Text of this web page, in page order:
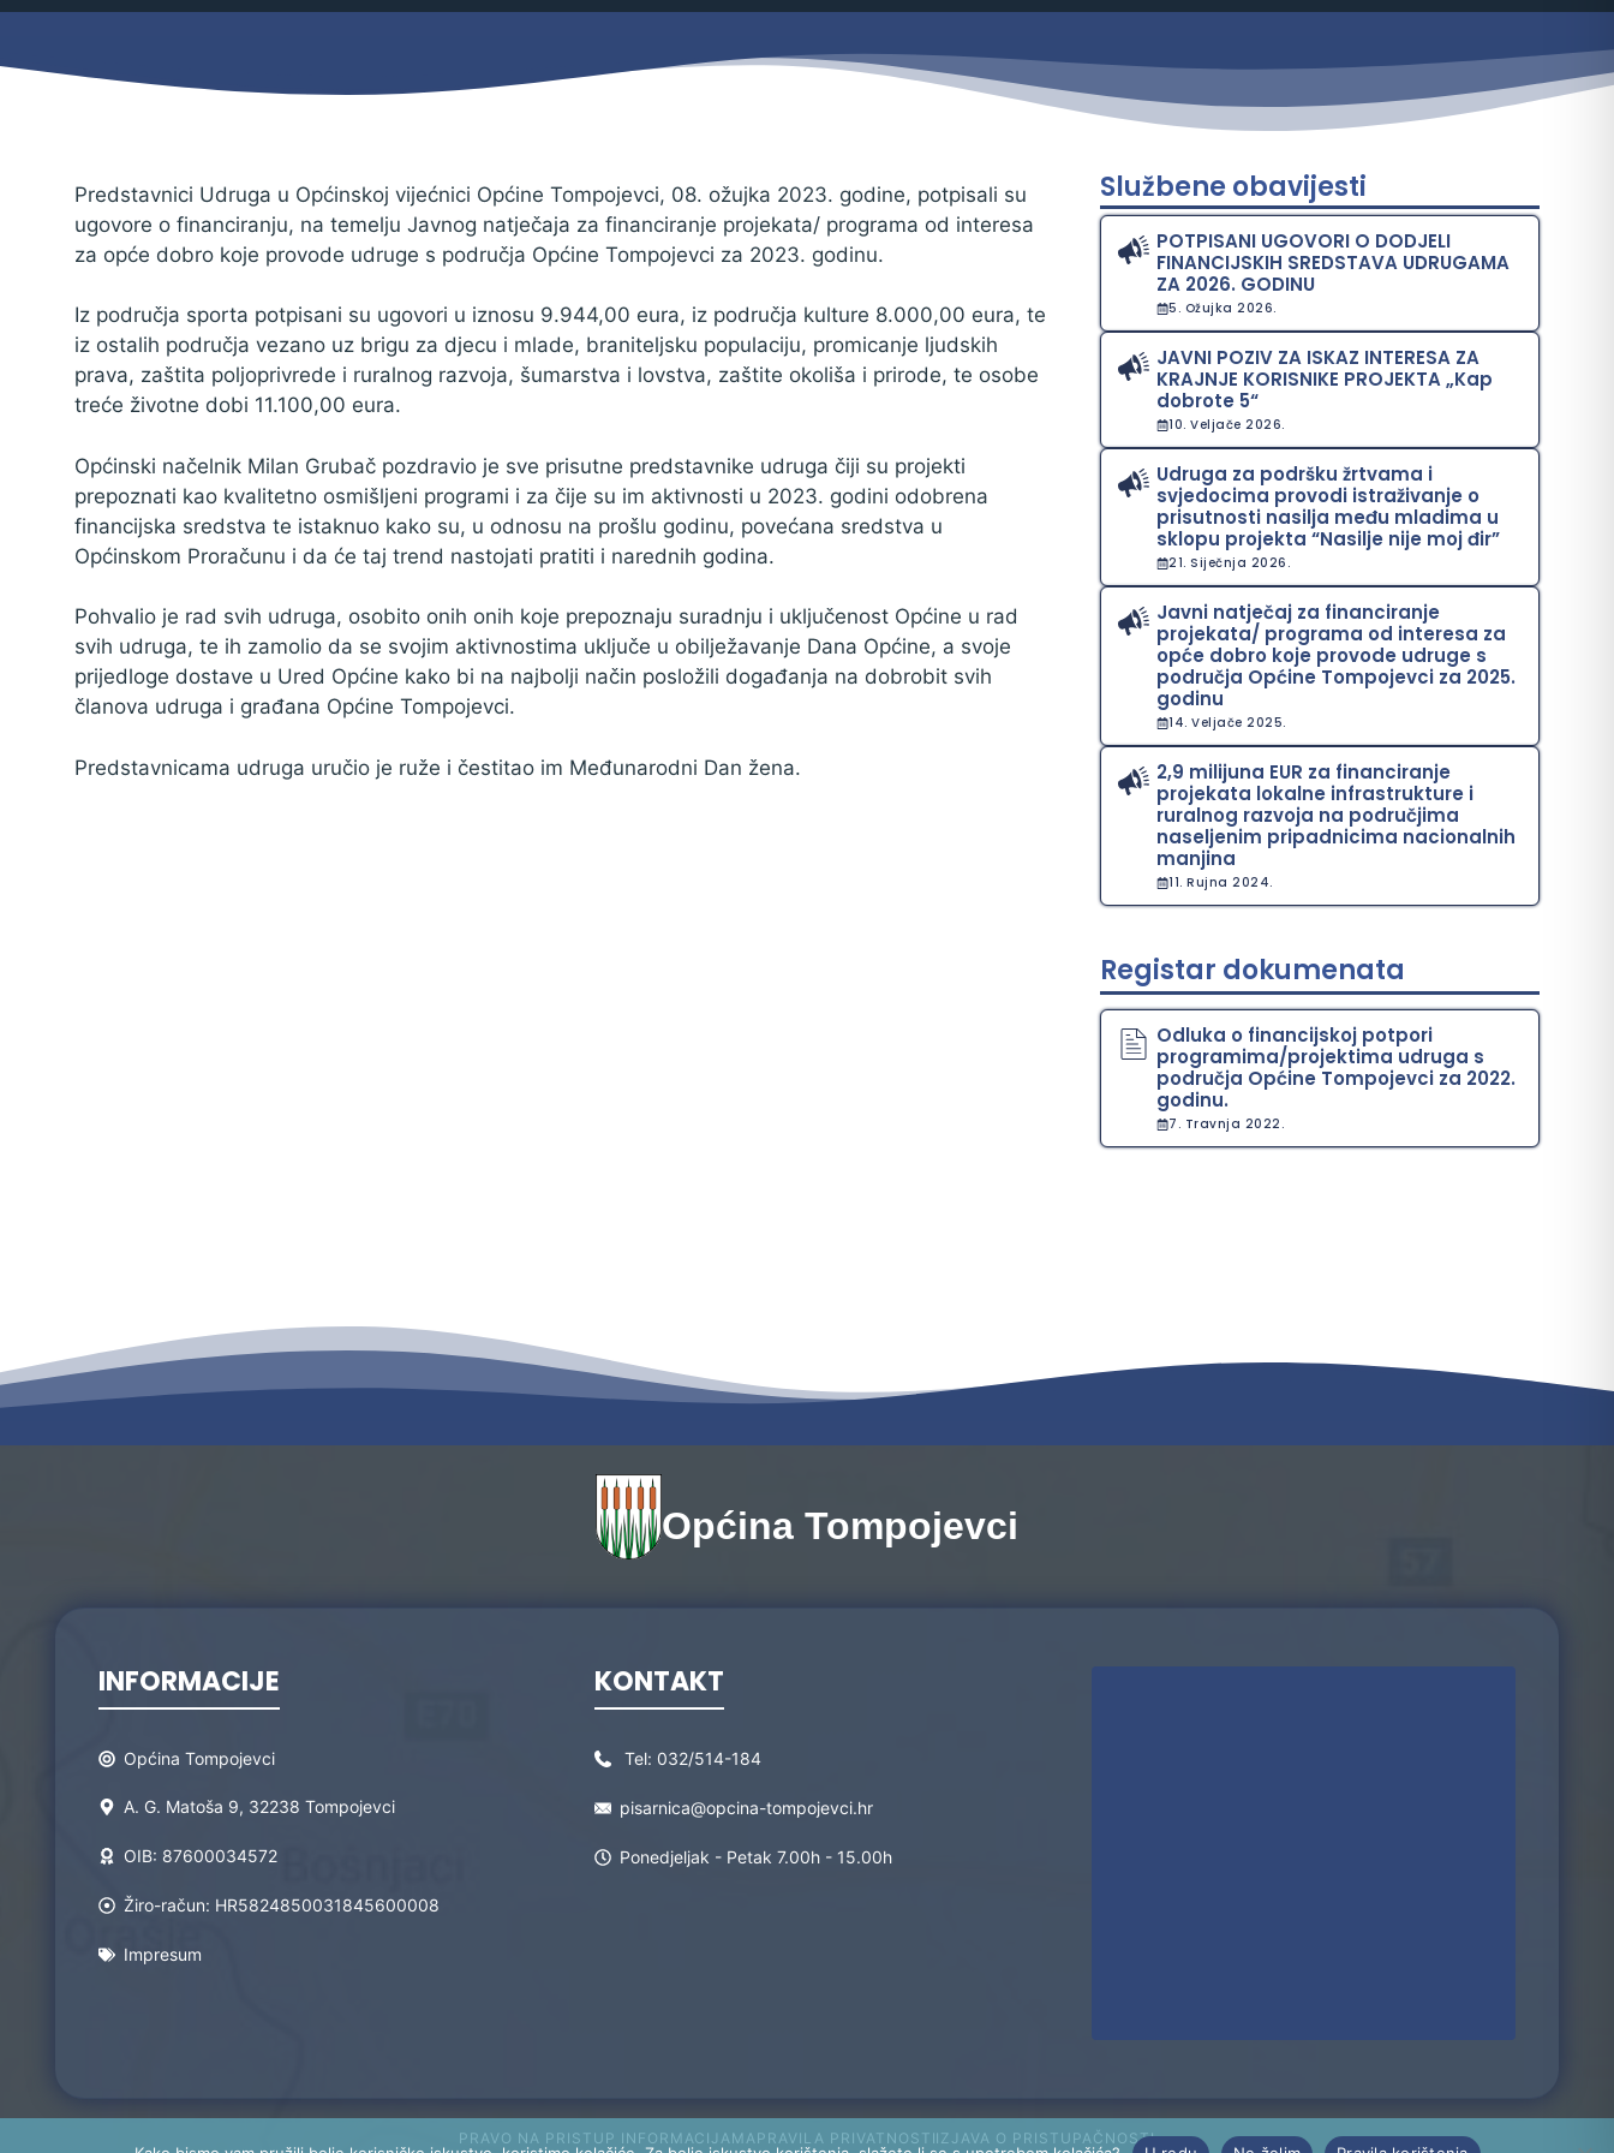
Izbori
Savjetovanja s javnošću
Procedure
Službeni vjesnik
Sponzorstva i donacije
Otvoreni podaci
Ostali dokumenti
Pravo na pristup informacijama
Izjava o pristupačnosti
Zaštita podataka
Zahtjevi i obrasci
Predstavnici Udruga u Općinskoj vijećnici Općine Tompojevci, 08. ožujka 2023. godine, potpisali su
ugovore o financiranju, na temelju Javnog natječaja za financiranje projekata/ programa od interesa
za opće dobro koje provode udruge s područja Općine Tompojevci za 2023. godinu.
Iz područja sporta potpisani su ugovori u iznosu 9.944,00 eura, iz područja kulture 8.000,00 eura, te
iz ostalih područja vezano uz brigu za djecu i mlade, braniteljsku populaciju, promicanje ljudskih
prava, zaštita poljoprivrede i ruralnog razvoja, šumarstva i lovstva, zaštite okoliša i prirode, te osobe
treće životne dobi 11.100,00 eura.
Općinski načelnik Milan Grubač pozdravio je sve prisutne predstavnike udruga čiji su projekti
prepoznati kao kvalitetno osmišljeni programi i za čije su im aktivnosti u 2023. godini odobrena
financijska sredstva te istaknuo kako su, u odnosu na prošlu godinu, povećana sredstva u
Općinskom Proračunu i da će taj trend nastojati pratiti i narednih godina.
Pohvalio je rad svih udruga, osobito onih onih koje prepoznaju suradnju i uključenost Općine u rad
svih udruga, te ih zamolio da se svojim aktivnostima uključe u obilježavanje Dana Općine, a svoje
prijedloge dostave u Ured Općine kako bi na najbolji način posložili događanja na dobrobit svih
članova udruga i građana Općine Tompojevci.
Predstavnicama udruga uručio je ruže i čestitao im Međunarodni Dan žena.
Službene obavijesti
POTPISANI UGOVORI O DODJELI
FINANCIJSKIH SREDSTAVA UDRUGAMA
ZA 2026. GODINU
5. Ožujka 2026.
JAVNI POZIV ZA ISKAZ INTERESA ZA
KRAJNJE KORISNIKE PROJEKTA „Kap
dobrote 5“
10. Veljače 2026.
Udruga za podršku žrtvama i
svjedocima provodi istraživanje o
prisutnosti nasilja među mladima u
sklopu projekta “Nasilje nije moj đir”
21. Siječnja 2026.
Javni natječaj za financiranje
projekata/ programa od interesa za
opće dobro koje provode udruge s
područja Općine Tompojevci za 2025.
godinu
14. Veljače 2025.
2,9 milijuna EUR za financiranje
projekata lokalne infrastrukture i
ruralnog razvoja na područjima
naseljenim pripadnicima nacionalnih
manjina
11. Rujna 2024.
Registar dokumenata
Odluka o financijskoj potpori
programima/projektima udruga s
područja Općine Tompojevci za 2022.
godinu.
7. Travnja 2022.
Općina Tompojevci
INFORMACIJE
Općina Tompojevci
A. G. Matoša 9, 32238 Tompojevci
OIB: 87600034572
Žiro-račun: HR5824850031845600008
Impresum
KONTAKT
Tel: 032/514-184
pisarnica@opcina-tompojevci.hr
Ponedjeljak - Petak 7.00h - 15.00h
PRAVO NA PRISTUP INFORMACIJAMA PRAVILA PRIVATNOSTIIZJAVA O PRISTUPAČNOSTI